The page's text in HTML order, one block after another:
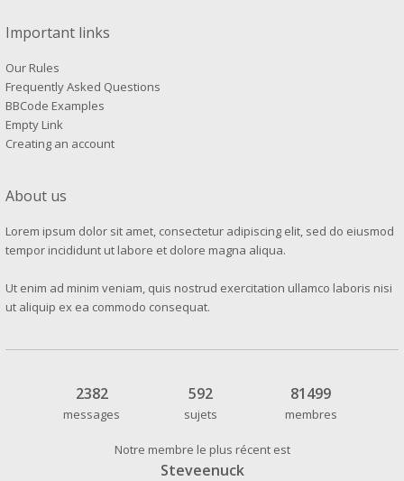
Important links
Our Rules
Frequently Asked Questions
BBCode Examples
Empty Link
Creating an account
About us
Lorem ipsum dolor sit amet, consectetur adipiscing elit, sed do eiusmod
tempor incididunt ut labore et dolore magna aliqua.
Ut enim ad minim veniam, quis nostrud exercitation ullamco laboris nisi
ut aliquip ex ea commodo consequat.
2382
messages
592
sujets
81499
membres
Notre membre le plus récent est
Steveenuck